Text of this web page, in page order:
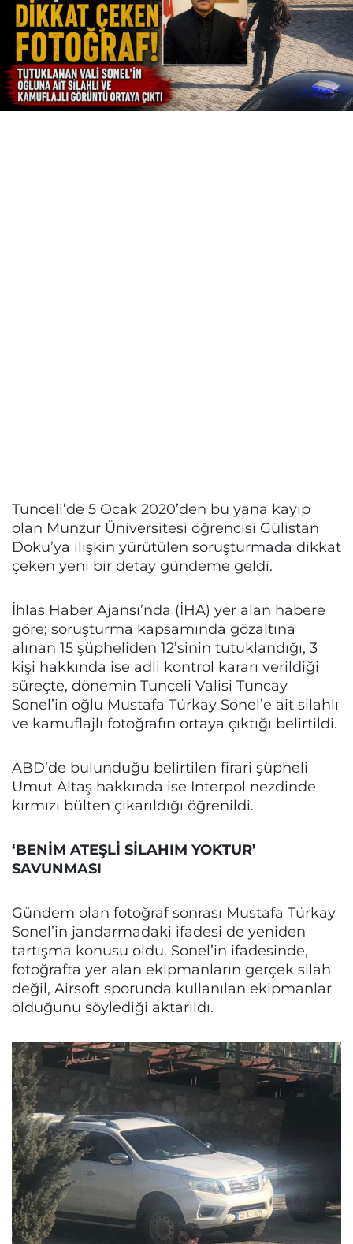
Tunceli’de 5 Ocak 2020’den bu yana kayıp
olan Munzur Üniversitesi öğrencisi Gülistan
Doku’ya ilişkin yürütülen soruşturmada dikkat
çeken yeni bir detay gündeme geldi.
İhlas Haber Ajansı’nda (İHA) yer alan habere
göre; soruşturma kapsamında gözaltına
alınan 15 şüpheliden 12’sinin tutuklandığı, 3
kişi hakkında ise adli kontrol kararı verildiği
süreçte, dönemin Tunceli Valisi Tuncay
Sonel’in oğlu Mustafa Türkay Sonel’e ait silahlı
ve kamuflajlı fotoğrafın ortaya çıktığı belirtildi.
ABD’de bulunduğu belirtilen firari şüpheli
Umut Altaş hakkında ise Interpol nezdinde
kırmızı bülten çıkarıldığı öğrenildi.
‘BENİM ATEŞLİ SİLAHIM YOKTUR’
SAVUNMASI
Gündem olan fotoğraf sonrası Mustafa Türkay
Sonel’in jandarmadaki ifadesi de yeniden
tartışma konusu oldu. Sonel’in ifadesinde,
fotoğrafta yer alan ekipmanların gerçek silah
değil, Airsoft sporunda kullanılan ekipmanlar
olduğunu söylediği aktarıldı.